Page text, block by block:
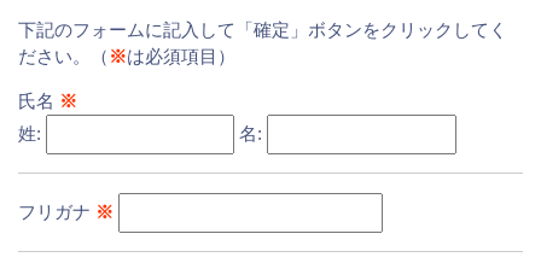
下記のフォームに記入して「確定」ボタンをクリックしてく
ださい。（ ※は必須項目）
氏名 ※
姓:
名:
フリガナ ※